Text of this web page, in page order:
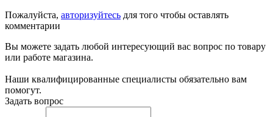
Пожалуйста, авторизуйтесь для того чтобы оставлять
комментарии
Вы можете задать любой интересующий вас вопрос по товару
или работе магазина.
Наши квалифицированные специалисты обязательно вам
помогут.
Задать вопрос